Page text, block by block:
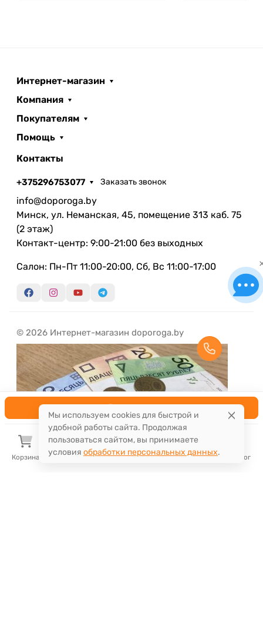
В корзину
Корзина Избранное Сравнение Поиск Каталог
Интернет-магазин
Компания
Покупателям
Помощь
Контакты
+375296753077 Заказать звонок
info@doporoga.by
Минск, ул. Неманская, 45, помещение 313 каб. 75
(2 этаж)
Контакт-центр: 9:00-21:00 без выходных
Салон: Пн-Пт 11:00-20:00, Сб, Вс 11:00-17:00
© 2026 Интернет-магазин doporoga.by
Мы используем cookies для быстрой и
удобной работы сайта. Продолжая
пользоваться сайтом, вы принимаете
условия обработки персональных данных.